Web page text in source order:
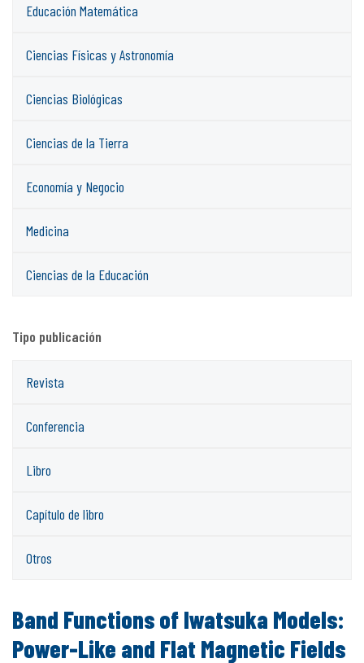
Educación Matemática
Ciencias Físicas y Astronomía
Ciencias Biológicas
Ciencias de la Tierra
Economía y Negocio
Medicina
Ciencias de la Educación
Tipo publicación
Revista
Conferencia
Libro
Capítulo de libro
Otros
Band Functions of Iwatsuka Models:
Power-Like and Flat Magnetic Fields